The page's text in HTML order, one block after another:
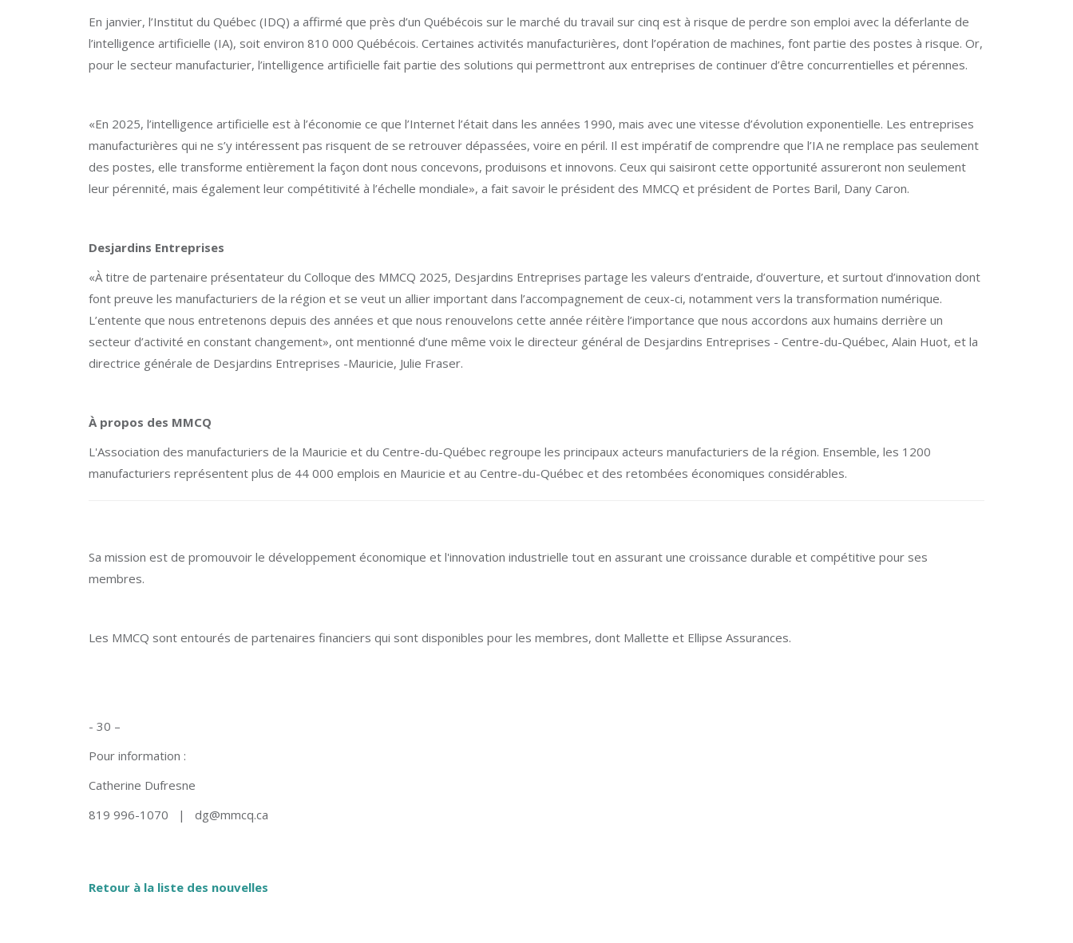
En janvier, l’Institut du Québec (IDQ) a affirmé que près d’un Québécois sur le marché du travail sur cinq est à risque de perdre son emploi avec la déferlante de
l’intelligence artificielle (IA), soit environ 810 000 Québécois. Certaines activités manufacturières, dont l’opération de machines, font partie des postes à risque. Or,
pour le secteur manufacturier, l’intelligence artificielle fait partie des solutions qui permettront aux entreprises de continuer d’être concurrentielles et pérennes.
«En 2025, l’intelligence artificielle est à l’économie ce que l’Internet l’était dans les années 1990, mais avec une vitesse d’évolution exponentielle. Les entreprises
manufacturières qui ne s’y intéressent pas risquent de se retrouver dépassées, voire en péril. Il est impératif de comprendre que l’IA ne remplace pas seulement
des postes, elle transforme entièrement la façon dont nous concevons, produisons et innovons. Ceux qui saisiront cette opportunité assureront non seulement
leur pérennité, mais également leur compétitivité à l’échelle mondiale», a fait savoir le président des MMCQ et président de Portes Baril, Dany Caron.
Desjardins Entreprises
«À titre de partenaire présentateur du Colloque des MMCQ 2025, Desjardins Entreprises partage les valeurs d’entraide, d’ouverture, et surtout d’innovation dont
font preuve les manufacturiers de la région et se veut un allier important dans l’accompagnement de ceux-ci, notamment vers la transformation numérique.
L’entente que nous entretenons depuis des années et que nous renouvelons cette année réitère l’importance que nous accordons aux humains derrière un
secteur d’activité en constant changement», ont mentionné d’une même voix le directeur général de Desjardins Entreprises - Centre-du-Québec, Alain Huot, et la
directrice générale de Desjardins Entreprises -Mauricie, Julie Fraser.
À propos des MMCQ
L'Association des manufacturiers de la Mauricie et du Centre-du-Québec regroupe les principaux acteurs manufacturiers de la région. Ensemble, les 1200
manufacturiers représentent plus de 44 000 emplois en Mauricie et au Centre-du-Québec et des retombées économiques considérables.
Sa mission est de promouvoir le développement économique et l'innovation industrielle tout en assurant une croissance durable et compétitive pour ses
membres.
Les MMCQ sont entourés de partenaires financiers qui sont disponibles pour les membres, dont Mallette et Ellipse Assurances.
- 30 –
Pour information :
Catherine Dufresne
819 996-1070 | dg@mmcq.ca
Retour à la liste des nouvelles